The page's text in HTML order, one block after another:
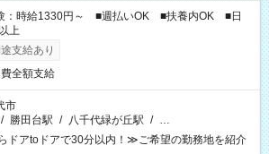
：時給1330円～ ■週払いOK ■扶養内OK ■日
上
支給あり
全額支給
市
/ 勝田台駅 / 八千代緑が丘駅 / …
ドアtoドアで30分以内！≫ご希望の勤務地を紹介